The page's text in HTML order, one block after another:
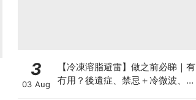
3
03 Aug
【冷凍溶脂避雷】做之前必睇｜有
冇用？後遺症、禁忌＋冷微波、雙